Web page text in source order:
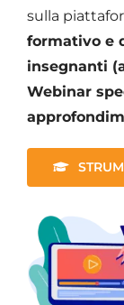
sulla
formativo e
insegnanti
Webinar